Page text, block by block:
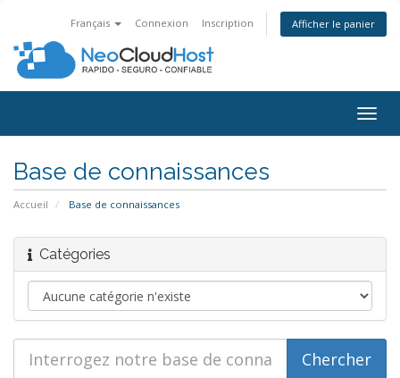
Français Connexion Inscription Afficher le panier
la
Base de connaissances
Accueil Base de connaissances
Catégories